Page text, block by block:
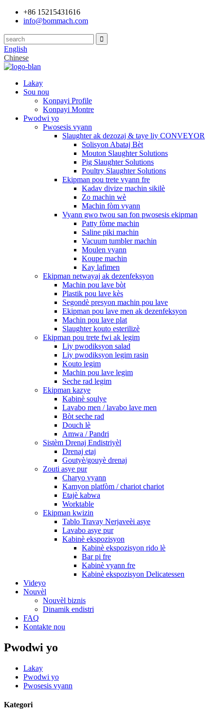
+86 15215431616
info@bommach.com
English
Chinese
Lakay
Sou nou
Konpayi Profile
Konpayi Montre
Pwodwi yo
Pwosesis vyann
Slaughter ak dezozaj & taye liy CONVEYOR
Solisyon Abataj Bèt
Mouton Slaughter Solutions
Pig Slaughter Solutions
Poultry Slaughter Solutions
Ekipman pou trete vyann fre
Kadav divize machin sikilè
Zo machin wè
Machin fòm vyann
Vyann gwo twou san fon pwosesis ekipman
Patty fòme machin
Saline piki machin
Vacuum tumbler machin
Moulen vyann
Koupe machin
Kay lafimen
Ekipman netwayaj ak dezenfeksyon
Machin pou lave bòt
Plastik pou lave kès
Segondè presyon machin pou lave
Ekipman pou lave men ak dezenfeksyon
Machin pou lave plat
Slaughter kouto esterilizè
Ekipman pou trete fwi ak legim
Liy pwodiksyon salad
Liy pwodiksyon legim rasin
Kouto legim
Machin pou lave legim
Seche rad legim
Ekipman kazye
Kabinè soulye
Lavabo men / lavabo lave men
Bòt seche rad
Douch lè
Amwa / Pandri
Sistèm Drenaj Endistriyèl
Drenaj etaj
Goutyè/gouyè drenaj
Zouti asye pur
Charyo vyann
Kamyon platfòm / chariot chariot
Etajè kabwa
Worktable
Ekipman kwizin
Tablo Travay Nerjaveèi asye
Lavabo asye pur
Kabinè ekspozisyon
Kabinè ekspozisyon rido lè
Bar pi fre
Kabinè vyann fre
Kabinè ekspozisyon Delicatessen
Videyo
Nouvèl
Nouvèl biznis
Dinamik endistri
FAQ
Kontakte nou
Pwodwi yo
Lakay
Pwodwi yo
Pwosesis vyann
Kategori